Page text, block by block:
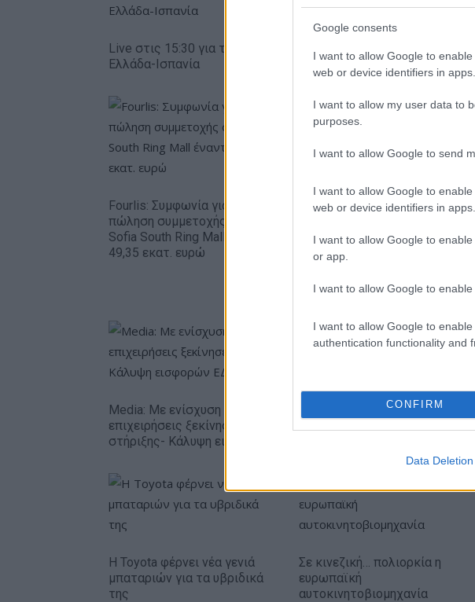
Google consents
I want to allow Google to
web or device identifiers in apps.
I want to allow my user data to
purposes.
I want to allow Google to send
I want to allow Google to
web or device identifiers in apps.
I want to allow Google to
or app.
I want to allow Google to
I want to allow Google to
authentication functionality and
CONFIRM
Data Deletion
Live στις 15:30 για το Ευρωπαϊκό Παίδων,
Ελλάδα-Ισπανία
Μοκόκα:
με την
Fourlis: Συμφωνία για την
πώληση συμμετοχής στο
Sofia South Ring Mall έναντι
49,35 εκατ. ευρώ
εκατ. ευρώ και αύξηση
κερδών 57% - Τα νέα
alcohol
Media: Με ενίσχυση 8 εκατ. ευρώ σε 451
επιχειρήσεις ξεκίνησε το πρόγραμμα
στήριξης- Κάλυψη εισφορών ΕΔΟΕΑΠ
IAB Hellas:
Η Toyota φέρνει νέα γενιά
μπαταριών για τα υβριδικά
της
Σε κινεζική… πολιορκία η
ευρωπαϊκή
αυτοκινητοβιομηχανία